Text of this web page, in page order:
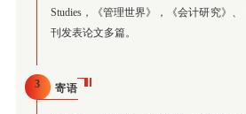
Studies，
《管理世界》，《会计研究》
刊发表论文多篇。
3 寄语